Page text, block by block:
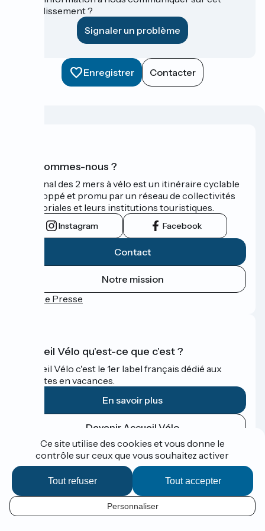
FR
établissement ?
Signaler un problème
Enregistrer Contacter
Qui sommes-nous ?
Le Canal des 2 mers à vélo est un itinéraire cyclable
développé et promu par un réseau de collectivités
territoriales et leurs institutions touristiques.
Instagram Facebook
Contact
Notre mission
Espace Presse
Accueil Vélo qu'est-ce que c'est ?
Accueil Vélo c'est le 1er label français dédié aux
cyclistes en vacances.
En savoir plus
Devenir Accueil Vélo
Financé dans le cadre de Destination France
Espace Presse
Ce site utilise des cookies et vous donne le
contrôle sur ceux que vous souhaitez activer
Tout accepter
Tout refuser
Personnaliser